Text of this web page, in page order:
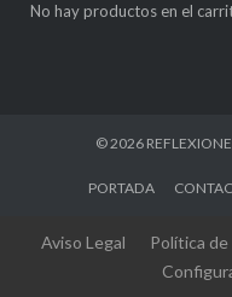
No hay productos en el
© 2026
PORTADA
Aviso Legal Política de